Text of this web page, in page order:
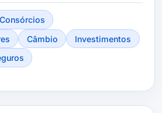
Consórcios
Câmbio
Investimentos